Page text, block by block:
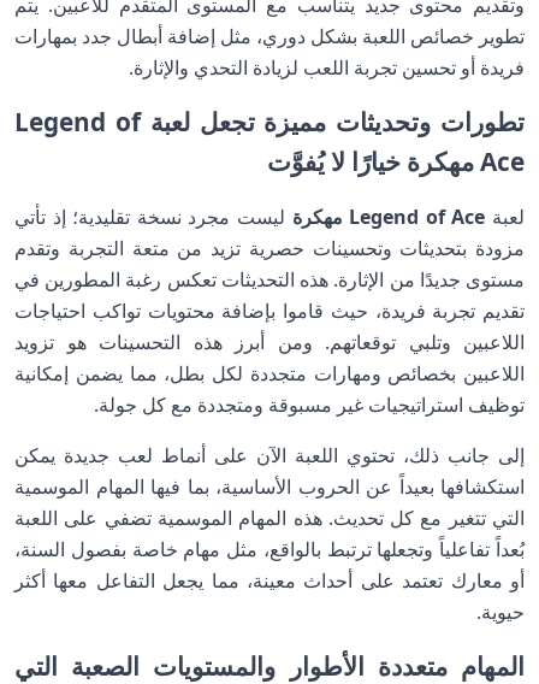
تطوير خصائص اللعبة بشكل دوري، مثل إضافة أبطال جدد بمهارات
فريدة أو تحسين تجربة اللعب لزيادة التحدي والإثارة.
تطورات وتحديثات مميزة تجعل لعبة Legend of
Ace مهكرة خيارًا لا يُفوَّت
لعبة Legend of Ace مهكرة
ليست مجرد نسخة تقليدية؛ إذ تأتي
مزودة بتحديثات وتحسينات حصرية تزيد من متعة التجربة وتقدم
مستوى جديدًا من الإثارة. هذه التحديثات تعكس رغبة المطورين في
تقديم تجربة فريدة، حيث قاموا بإضافة محتويات تواكب احتياجات
اللاعبين وتلبي توقعاتهم. ومن أبرز هذه التحسينات هو تزويد
اللاعبين بخصائص ومهارات متجددة لكل بطل، مما يضمن إمكانية
توظيف استراتيجيات غير مسبوقة ومتجددة مع كل جولة.
إلى جانب ذلك، تحتوي اللعبة الآن على أنماط لعب جديدة يمكن
استكشافها بعيداً عن الحروب الأساسية، بما فيها المهام الموسمية
التي تتغير مع كل تحديث. هذه المهام الموسمية تضفي على اللعبة
بُعداً تفاعلياً وتجعلها ترتبط بالواقع، مثل مهام خاصة بفصول السنة،
أو معارك تعتمد على أحداث معينة، مما يجعل التفاعل معها أكثر
حيوية.
المهام متعددة الأطوار والمستويات الصعبة التي